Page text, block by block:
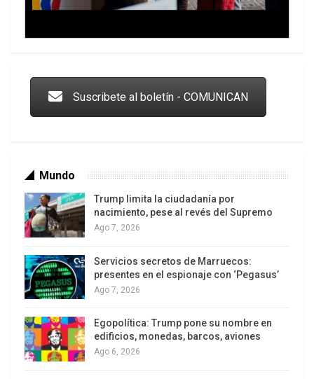
argumento de oponerse al juicio que la corte
Los latinos le van dando la espalda a Trump
Suscribete al boletín - COMUNICAN
Mundo
Trump limita la ciudadanía por
nacimiento, pese al revés del Supremo
Ago 7, 2026
Servicios secretos de Marruecos:
presentes en el espionaje con ‘Pegasus’
Ago 7, 2026
Egopolítica: Trump pone su nombre en
edificios, monedas, barcos, aviones
Ago 6, 2026